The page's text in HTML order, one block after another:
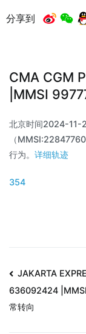
分享到
CMA CGM
|MMSI
北京时间2024-11-
（
行为。 详细轨迹
354
JAKARTA
636092424
常转向